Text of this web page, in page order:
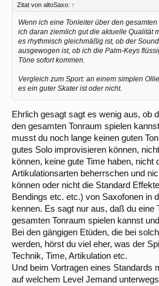
Zitat von altoSaxo: ↑
Wenn ich eine Tonleiter über den
ich daran ziemlich gut die aktuelle Qualität
es rhythmisch gleichmäßig ist, ob der
ausgewogen ist, ob ich die Palm-Keys
Töne sofort kommen.
Vergleich zum Sport: an einem simplen
es ein guter Skater ist oder nicht.
Ehrlich gesagt sagt es wenig aus, ob
den gesamten Tonraum spielen
musst du noch lange keinen guten
gutes Solo improvisieren können,
können, keine gute Time haben, nicht
Artikulationsarten beherrschen und
können oder nicht die Standard
Bendings etc. etc.) von Saxofonen in
kennen. Es sagt nur aus, daß du eine
gesamten Tonraum spielen kannst
Bei den gängigen Etüden, die bei
werden, hörst du viel eher, was der
Technik, Time, Artikulation etc.
Und beim Vortragen eines Standards
auf welchem Level Jemand